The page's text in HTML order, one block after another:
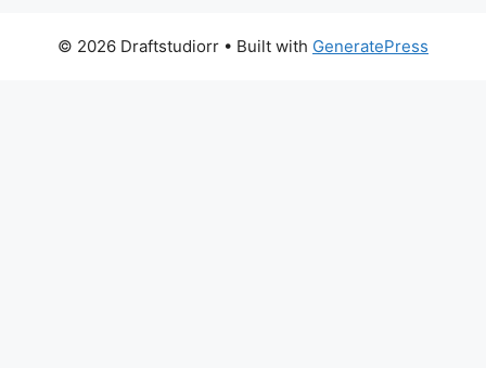
© 2026 Draftstudiorr • Built with GeneratePress